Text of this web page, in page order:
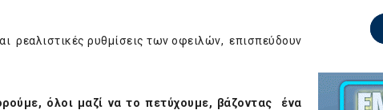
ρεαλιστικές ρυθμίσεις των οφειλών, επισπεύδουν
όλοι μαζί να το πετύχουμε, βάζοντας ένα